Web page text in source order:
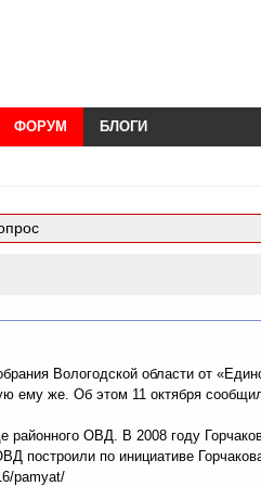
ФОРУМ БЛОГИ
Вологодской области от
ему же. Об этом 11 октября
районного ОВД. В 2008 году
построили по инициативе
pamyat/